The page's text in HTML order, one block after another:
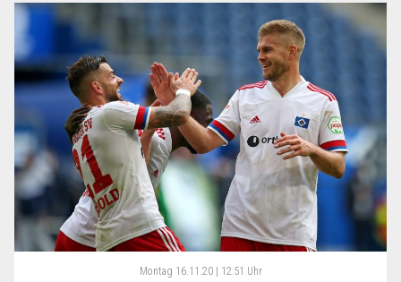
Montag 16.11.20 | 12:51 Uhr